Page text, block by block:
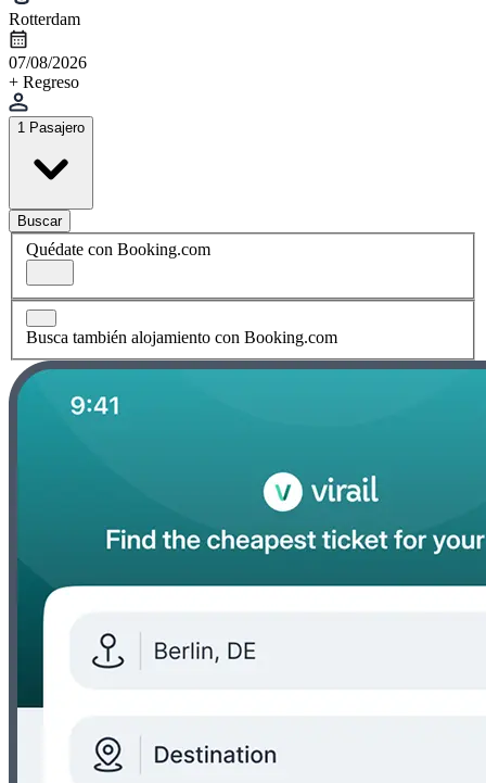
Rotterdam
07/08/2026
+ Regreso
1 Pasajero
Buscar
Quédate con Booking.com
Busca también alojamiento con Booking.com